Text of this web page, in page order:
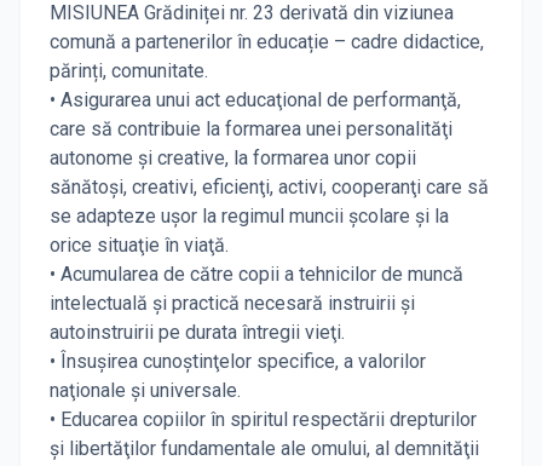
MISIUNEA Grădiniței nr. 23 derivată din viziunea
comună a partenerilor în educație – cadre didactice,
părinți, comunitate.
• Asigurarea unui act educaţional de performanţă,
care să contribuie la formarea unei personalităţi
autonome şi creative, la formarea unor copii
sănătoşi, creativi, eficienţi, activi, cooperanţi care să
se adapteze uşor la regimul muncii şcolare şi la
orice situaţie în viaţă.
• Acumularea de către copii a tehnicilor de muncă
intelectuală şi practică necesară instruirii şi
autoinstruirii pe durata întregii vieţi.
• Însuşirea cunoştinţelor specifice, a valorilor
naţionale şi universale.
• Educarea copiilor în spiritul respectării drepturilor
şi libertăţilor fundamentale ale omului, al demnităţii